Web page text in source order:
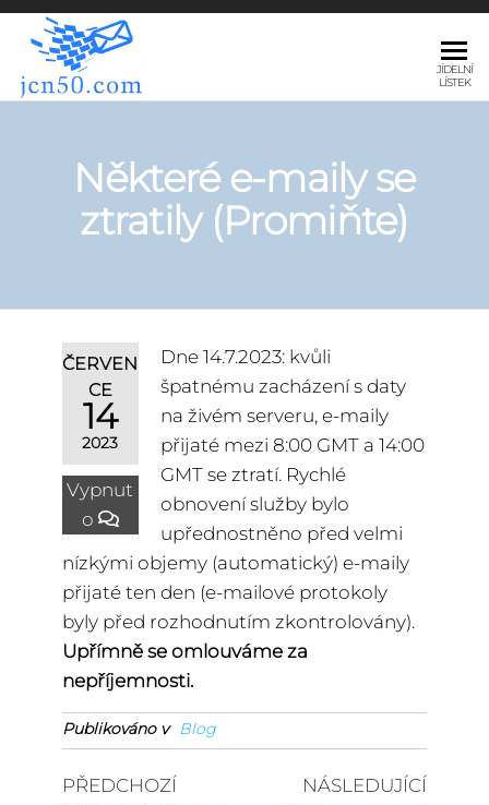
JÍDELNÍ
LÍSTEK
Některé e-maily se
ztratily (Promiňte)
ČERVEN
CE
14
2023
Vypnut
o
Dne 14.7.2023: kvůli
špatnému zacházení s daty
na živém serveru, e-maily
přijaté mezi 8:00 GMT a 14:00
GMT se ztratí. Rychlé
obnovení služby bylo
upřednostněno před velmi
nízkými objemy (automatický) e-maily
přijaté ten den (e-mailové protokoly
byly před rozhodnutím zkontrolovány).
Upřímně se omlouváme za
nepříjemnosti.
Publikováno v Blog
PŘEDCHOZÍ
NÁSLEDUJÍCÍ